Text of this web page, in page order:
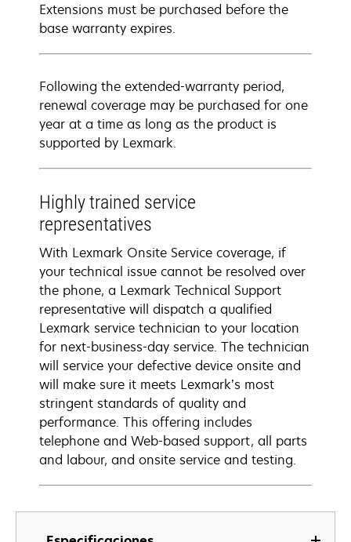
Extensions must be purchased before the
base warranty expires.
Following the extended-warranty period,
renewal coverage may be purchased for one
year at a time as long as the product is
supported by Lexmark.
Highly trained service
representatives
With Lexmark Onsite Service coverage, if
your technical issue cannot be resolved over
the phone, a Lexmark Technical Support
representative will dispatch a qualified
Lexmark service technician to your location
for next-business-day service. The technician
will service your defective device onsite and
will make sure it meets Lexmark’s most
stringent standards of quality and
performance. This offering includes
telephone and Web-based support, all parts
and labour, and onsite service and testing.